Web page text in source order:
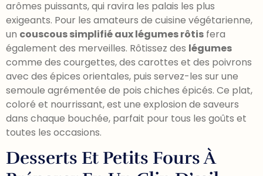
arômes puissants, qui ravira les palais les plus
exigeants. Pour les amateurs de cuisine végétarienne,
un couscous simplifié aux légumes rôtis fera
également des merveilles. Rôtissez des légumes
comme des courgettes, des carottes et des poivrons
avec des épices orientales, puis servez-les sur une
semoule agrémentée de pois chiches épicés. Ce plat,
coloré et nourrissant, est une explosion de saveurs
dans chaque bouchée, parfait pour tous les goûts et
toutes les occasions.
Desserts Et Petits Fours À